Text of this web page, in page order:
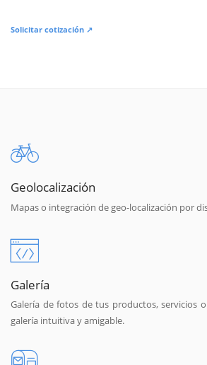
Solicitar cotización ↗
Geolocalización
Mapas o integración de geo-localización por
Galería
Galería de fotos de tus productos, servicios
galería intuitiva y amigable.